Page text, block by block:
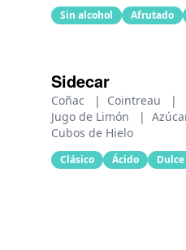
Sin alcohol Afrutado
Sidecar
Coñac | Cointreau
|
Jugo de Limón
|
Cubos de Hielo
Clásico Ácido Dulce